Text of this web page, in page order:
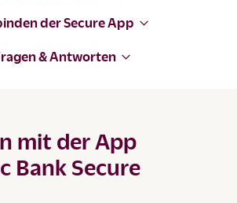
der Secure App
& Antworten
mit der App
Bank Secure